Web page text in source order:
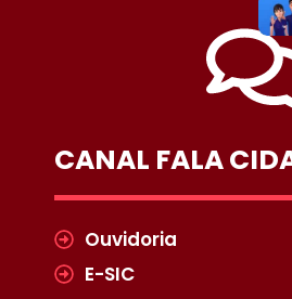
CANAL FALA
Ouvidoria
E-SIC